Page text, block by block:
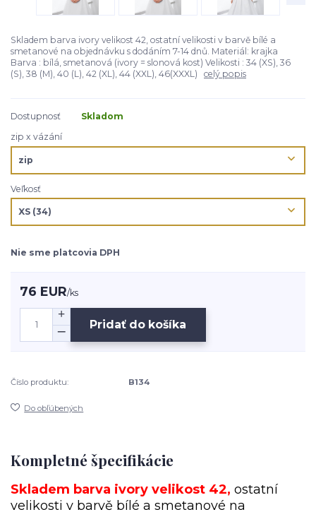
Skladem barva ivory velikost 42, ostatní velikosti v barvě bílé a
smetanové na objednávku s dodáním 7-14 dnů. Materiál: krajka
Barva : bílá, smetanová (ivory = slonová kost) Velikosti : 34 (XS), 36
(S), 38 (M), 40 (L), 42 (XL), 44 (XXL), 46(XXXL) celý popis
Dostupnosť
Skladom
zip x vázání
Veľkosť
Nie sme platcovia DPH
76 EUR/ks
Pridať do košíka
Číslo produktu: B134
Do obľúbených
Kompletné špecifikácie
Skladem barva ivory velikost 42, ostatní
velikosti v barvě bílé a smetanové na